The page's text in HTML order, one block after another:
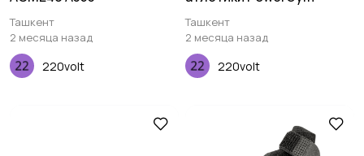
Ташкент
2 месяца назад
220volt
Ташкент
2 месяца назад
220volt